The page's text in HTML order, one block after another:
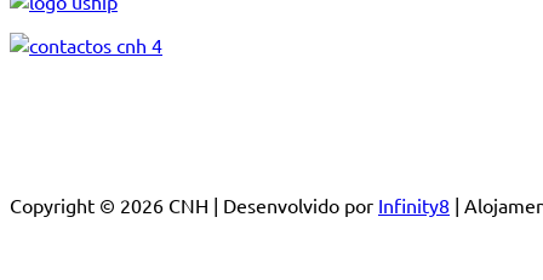
Copyright © 2026 CNH | Desenvolvido por Infinity8 |